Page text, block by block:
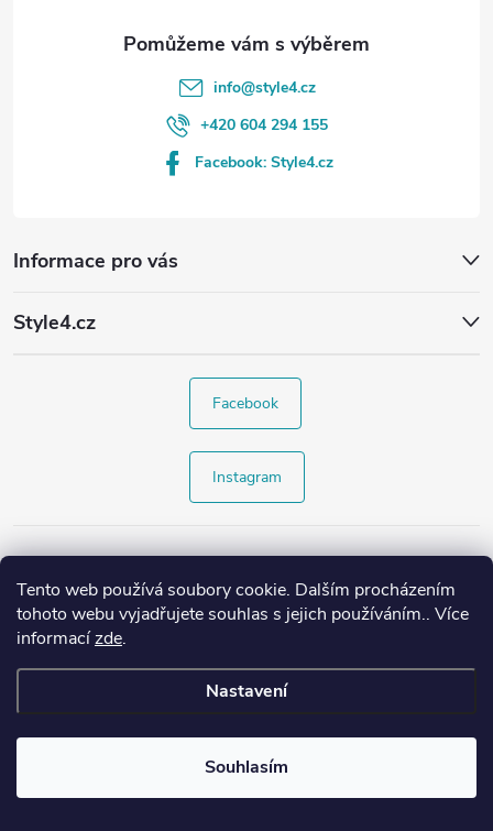
Tento web používá soubory cookie. Dalším procházením
tohoto webu vyjadřujete souhlas s jejich používáním.. Více
informacízde.
Nastavení
Souhlasím
Informace pro vás
Style4.cz
info@style4.cz
+420 604 294 155
Facebook: Style4.cz
Facebook
Instagram
Copyright 2026Style4.cz. Všechna práva vyhrazena.